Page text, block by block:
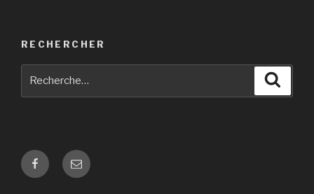
RECHERCHER
Facebook
E-
mail